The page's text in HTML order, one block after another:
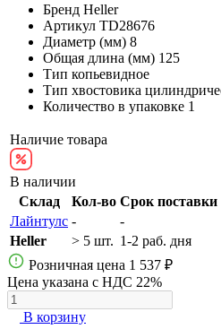
Бренд Heller
Артикул TD28676
Диаметр (мм) 8
Общая длина (мм) 125
Тип копьевидное
Тип хвостовика
Количество в упаковке 1
Наличие товара
В наличии
Склад
Кол-во Срок поставки
Лайнтулс -
-
Heller
> 5 шт. 1-2 раб. дня
Розничная цена 1 537 ₽
Цена указана с НДС 22%
В корзину